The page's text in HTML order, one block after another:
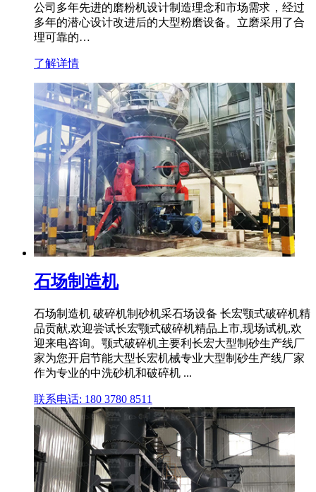
公司多年先进的磨粉机设计制造理念和市场需求，经过
多年的潜心设计改进后的大型粉磨设备。立磨采用了合
理可靠的…
了解详情
石场制造机
石场制造机 破碎机制砂机采石场设备 长宏颚式破碎机精
品贡献,欢迎尝试长宏颚式破碎机精品上市,现场试机,欢
迎来电咨询。颚式破碎机主要利长宏大型制砂生产线厂
家为您开启节能大型长宏机械专业大型制砂生产线厂家
作为专业的中洗砂机和破碎机 ...
联系电话: 180 3780 8511